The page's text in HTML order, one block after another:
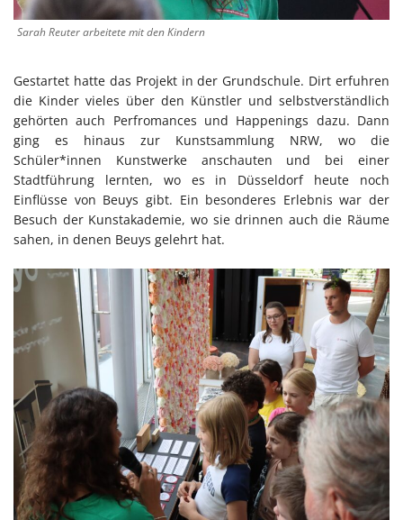
Sarah Reuter arbeitete mit den Kindern
Gestartet hatte das Projekt in der Grundschule. Dirt erfuhren
die Kinder vieles über den Künstler und selbstverständlich
gehörten auch Perfromances und Happenings dazu. Dann
ging es hinaus zur Kunstsammlung NRW, wo die
Schüler*innen Kunstwerke anschauten und bei einer
Stadtführung lernten, wo es in Düsseldorf heute noch
Einflüsse von Beuys gibt. Ein besonderes Erlebnis war der
Besuch der Kunstakademie, wo sie drinnen auch die Räume
sahen, in denen Beuys gelehrt hat.